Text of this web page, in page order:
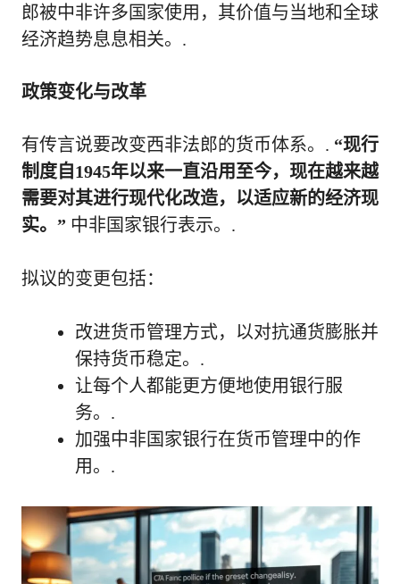
郎被中非许多国家使用，其价值与当地和全球
经济趋势息息相关。.
政策变化与改革
有传言说要改变西非法郎的货币体系。. “现行
制度自1945年以来一直沿用至今，现在越来越
需要对其进行现代化改造，以适应新的经济现
实。” 中非国家银行表示。.
拟议的变更包括：
改进货币管理方式，以对抗通货膨胀并
保持货币稳定。.
让每个人都能更方便地使用银行服
务。.
加强中非国家银行在货币管理中的作
用。.